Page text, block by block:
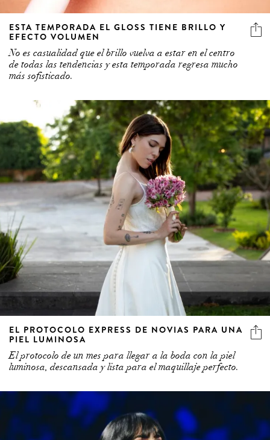
ESTA TEMPORADA EL GLOSS TIENE BRILLO Y
EFECTO VOLUMEN
No es casualidad que el brillo vuelva a estar en el centro
de todas las tendencias y esta temporada regresa mucho
más sofisticado.
EL PROTOCOLO EXPRESS DE NOVIAS PARA UNA
PIEL LUMINOSA
El protocolo de un mes para llegar a la boda con la piel
luminosa, descansada y lista para el maquillaje perfecto.